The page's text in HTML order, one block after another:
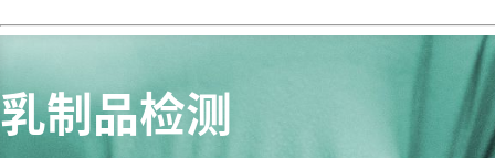
乳制品检测